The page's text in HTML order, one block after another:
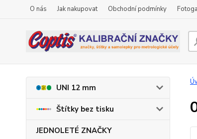
O nás Jak nakupovat Obchodní podmínky
UNI 12 mm
Štítky bez tisku
JEDNOLETÉ ZNAČKY